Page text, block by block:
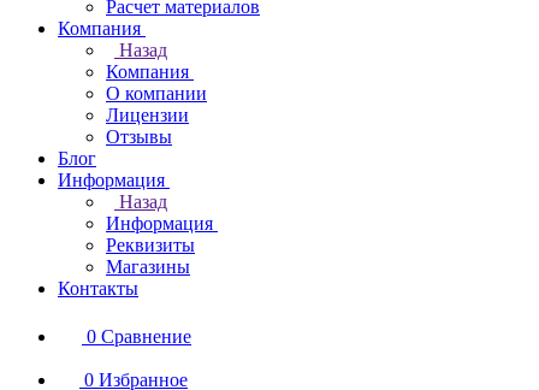
Расчет материалов
Компания
Назад
Компания
О компании
Лицензии
Отзывы
Блог
Информация
Назад
Информация
Реквизиты
Магазины
Контакты
0 Сравнение
0 Избранное